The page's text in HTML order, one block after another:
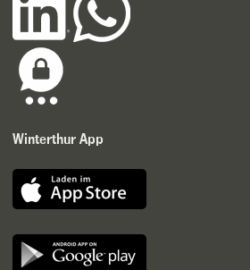
Winterthur App